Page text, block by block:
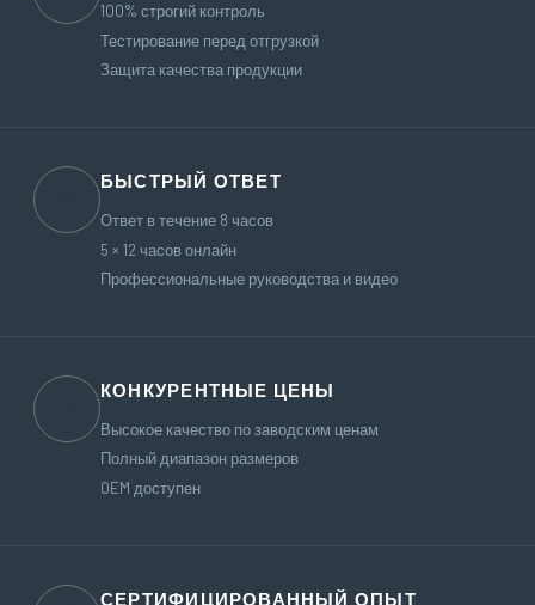
100% строгий контроль
Тестирование перед отгрузкой
Защита качества продукции
БЫСТРЫЙ ОТВЕТ
Ответ в течение 8 часов
5 × 12 часов онлайн
Профессиональные руководства и видео
КОНКУРЕНТНЫЕ ЦЕНЫ
Высокое качество по заводским ценам
Полный диапазон размеров
OEM доступен
СЕРТИФИЦИРОВАННЫЙ ОПЫТ